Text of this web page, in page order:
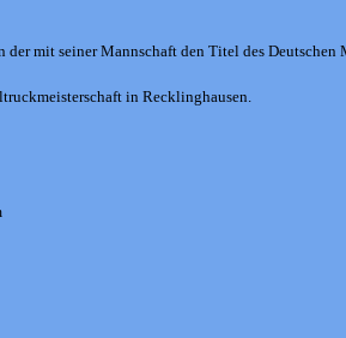
mit seiner Mannschaft den Titel des Deutschen
in Recklinghausen.